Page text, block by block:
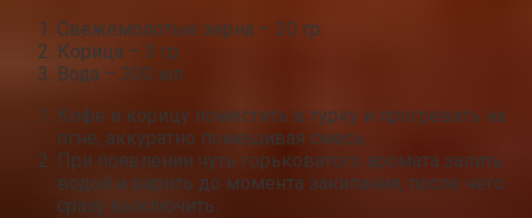
Свежемолотые зерна – 20 гр.
Корица – 3 гр.
Вода – 300 мл.
Кофе и корицу поместить в турку и прогревать на
огне, аккуратно помешивая смесь.
При появлении чуть горьковатого аромата залить
водой и варить до момента закипания, после чего
сразу выключить.